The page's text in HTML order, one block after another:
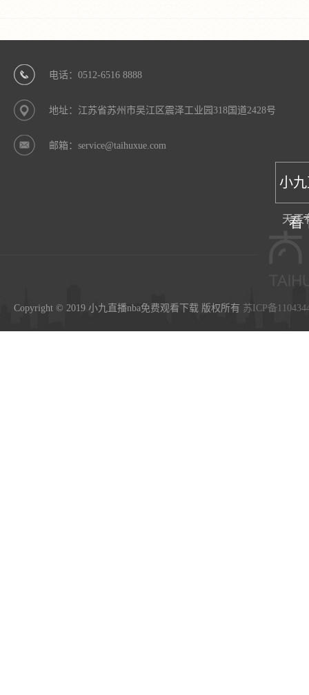
电话：0512-6516 8888
地址：江苏省苏州市吴江区震泽工业园318国道2428号
邮箱：service@taihuxue.com
小
看
天天
Copyright © 2019 小九直播nba免费观看下载 版权所有 苏ICP备